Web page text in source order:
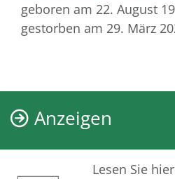
geboren am 22. August
gestorben am 29. März
Anzeigen
Lesen Sie